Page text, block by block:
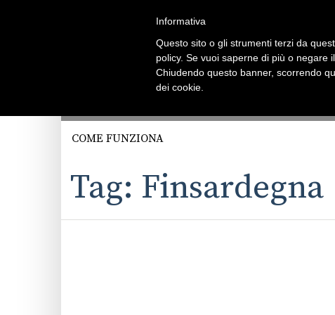
COME FUNZIONA
Tag: Finsardegna
Informativa
Questo sito o gli strumenti terzi da
policy. Se vuoi saperne di più o negare
Chiudendo questo banner, scorrendo
dei cookie.